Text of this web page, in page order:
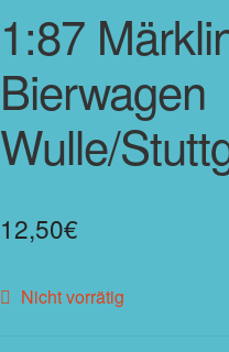
1:87
Bierwagen
Wulle/
12,50€
Nicht vorrätig